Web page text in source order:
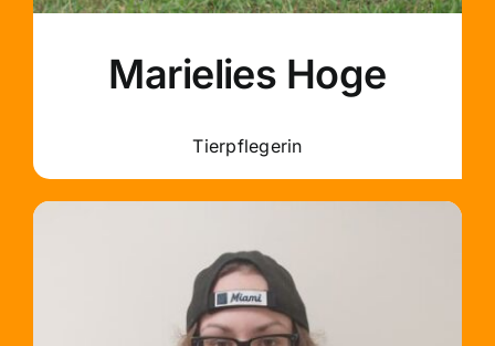
Marielies Hoge
Tierpflegerin